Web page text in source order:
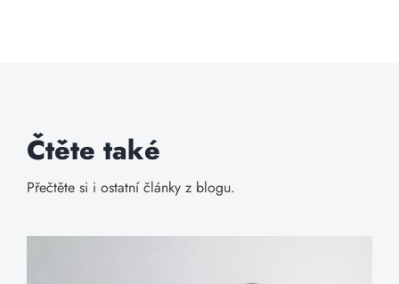
Čtěte také
Přečtěte si i ostatní články z blogu.